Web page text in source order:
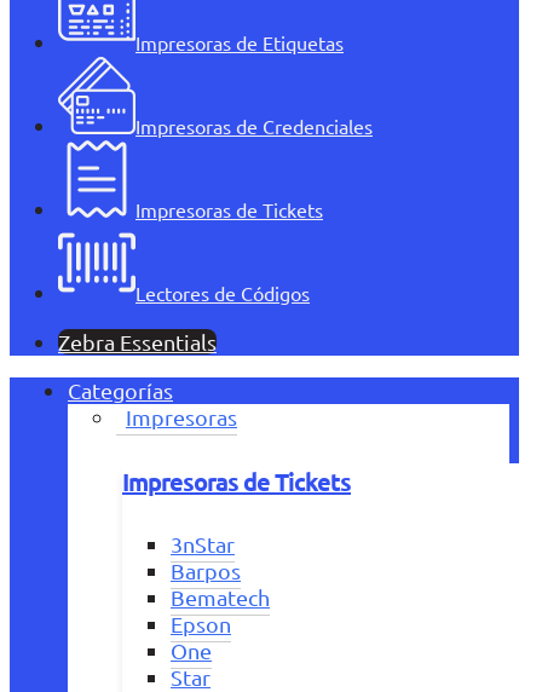
Impresoras de Etiquetas
Impresoras de Credenciales
Impresoras de Tickets
Lectores de Códigos
Zebra Essentials
Categorías
Impresoras
Impresoras de Tickets
3nStar
Barpos
Bematech
Epson
One
Star